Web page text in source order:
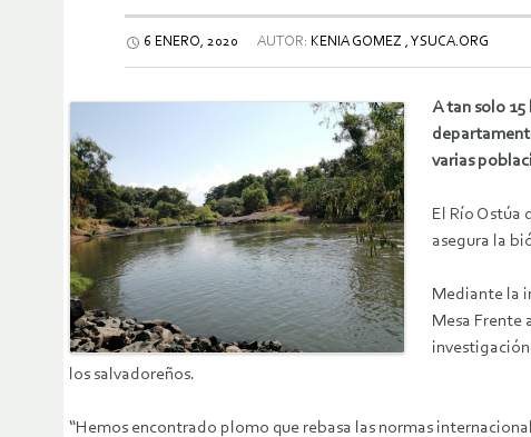
6 ENERO, 2020 AUTOR: KENIA GOMEZ , YSUCA.ORG
A tan solo
varias
El Río Ostúa
asegura la
Mediante la
Mesa
los salvadoreños.
“Hemos encontrado plomo que rebasa las normas